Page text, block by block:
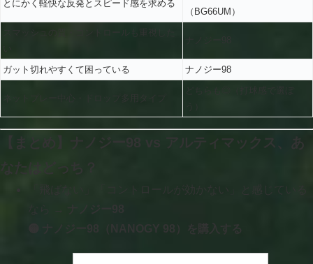
とにかく軽快な反発とスピード感を求める
（BG66UM）
ガット切れやすくて困っている ナノジー98
【まとめ】ナノジー98 vs アルティマックス、あ
「飛ばない」「コントロールが効かない」と感じている